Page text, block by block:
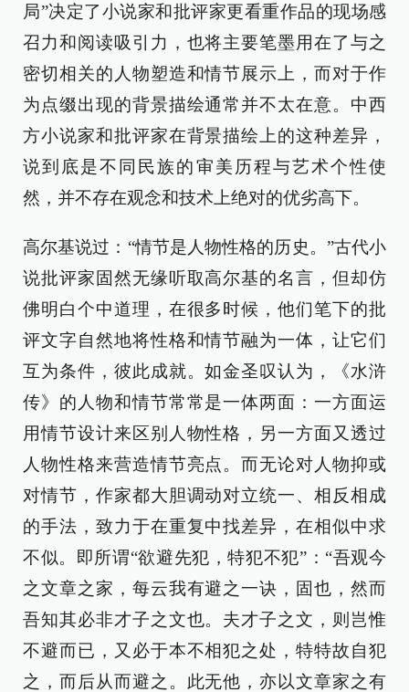
局”决定了小说家和批评家更看重作品的现场感
召力和阅读吸引力，也将主要笔墨用在了与之
密切相关的人物塑造和情节展示上，而对于作
为点缀出现的背景描绘通常并不太在意。中西
方小说家和批评家在背景描绘上的这种差异，
说到底是不同民族的审美历程与艺术个性使
然，并不存在观念和技术上绝对的优劣高下。
高尔基说过：“情节是人物性格的历史。”古代小
说批评家固然无缘听取高尔基的名言，但却仿
佛明白个中道理，在很多时候，他们笔下的批
评文字自然地将性格和情节融为一体，让它们
互为条件，彼此成就。如金圣叹认为，《水浒
传》的人物和情节常常是一体两面：一方面运
用情节设计来区别人物性格，另一方面又透过
人物性格来营造情节亮点。而无论对人物抑或
对情节，作家都大胆调动对立统一、相反相成
的手法，致力于在重复中找差异，在相似中求
不似。即所谓“欲避先犯，特犯不犯”：“吾观今
之文章之家，每云我有避之一诀，固也，然而
吾知其必非才子之文也。夫才子之文，则岂惟
不避而已，又必于本不相犯之处，特特故自犯
之，而后从而避之。此无他，亦以文章家之有